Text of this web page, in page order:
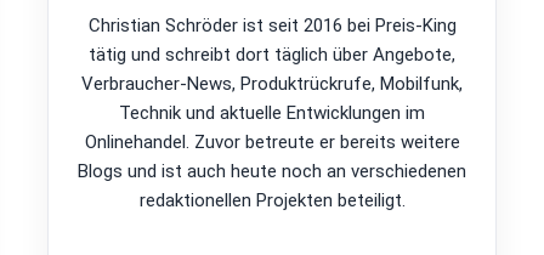
Christian Schröder ist seit 2016 bei Preis-King
tätig und schreibt dort täglich über Angebote,
Verbraucher-News, Produktrückrufe, Mobilfunk,
Technik und aktuelle Entwicklungen im
Onlinehandel. Zuvor betreute er bereits weitere
Blogs und ist auch heute noch an verschiedenen
redaktionellen Projekten beteiligt.